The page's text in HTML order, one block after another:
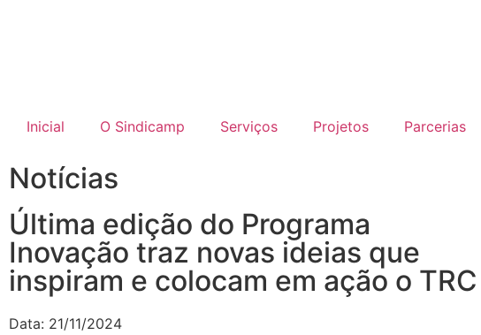
Inicial O Sindicamp Serviços Projetos Parcerias
Notícias
Última edição do Programa
Inovação traz novas ideias que
inspiram e colocam em ação o TRC
Data: 21/11/2024